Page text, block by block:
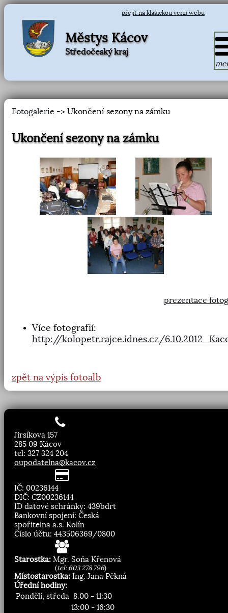
přejít na klasickou verzi webu
Městys Kácov
Středočeský kraj
Fotogalerie -> Ukončení sezony na zámku
Ukončení sezony na zámku
prezentace
Více fotografií:
http://kolopetr.rajce.idnes.cz/
zpět na výpis fotoalb
Jirsíkova 157
285 09 Kácov
tel: 327 324 204
oupodatelna@kacov.cz
IČ: 00236144
DIČ: CZ00236144
ID datové schránky: 439bdrt
Bankovní spojení: Česká
spořitelna a.s. Kolín
Číslo účtu: 443506369/0800
Starostka: Mgr. Soňa Křenová
(tel: 603 278 796)
Místostarostka: Ing. Jana Pěkná
Úřední hodiny:
Pondělí, středa 8.00 - 11:30
13:00 - 16:30